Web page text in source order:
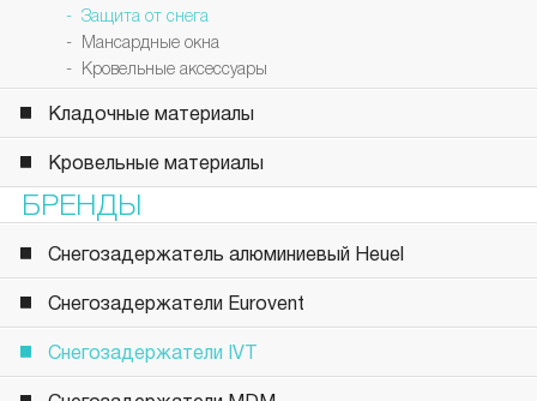
- Защита от снега
- Мансардные окна
- Кровельные аксессуары
Кладочные материалы
Кровельные материалы
БРЕНДЫ
Снегозадержатель алюминиевый Heuel
Снегозадержатели Eurovent
Снегозадержатели IVT